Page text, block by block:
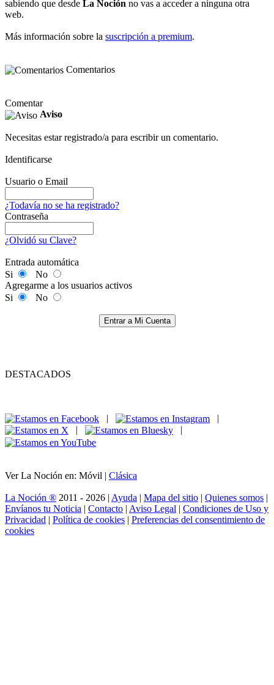
sabiendo que desde La Noción no vas a acceder a ninguna otra
web.
Más información sobre la suscripción a premium.
Comentarios
Comentar
Aviso
Necesitas estar registrado/a para escribir un comentario.
Identificarse
Usuario o Email
¿Todavía no se ha registrado?
Contraseña
¿Olvidó su Clave?
Entrada automática
Si
No
Agregarme a los usuarios activos
Si
No
Entrar a Mi Cuenta
DESTACADOS
|
|
|
|
Ver La Noción en: Móvil | Clásica
La Noción ® 2011 - 2026 | Ayuda | Mapa del sitio | Quienes somos |
Envíanos tu Noticia | Contacto | Aviso Legal | Condiciones de Uso y
Privacidad | Política de cookies | Preferencias del consentimiento de
cookies